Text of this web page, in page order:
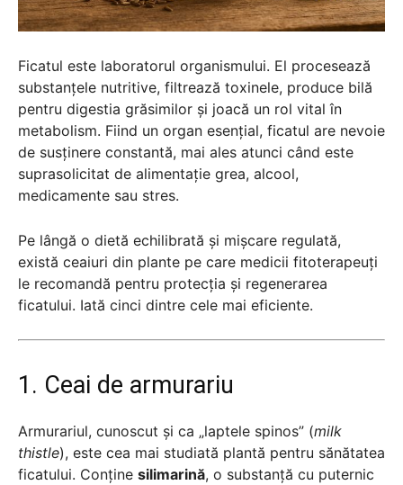
Ficatul este laboratorul organismului. El procesează
substanțele nutritive, filtrează toxinele, produce bilă
pentru digestia grăsimilor și joacă un rol vital în
metabolism. Fiind un organ esențial, ficatul are nevoie
de susținere constantă, mai ales atunci când este
suprasolicitat de alimentație grea, alcool,
medicamente sau stres.
Pe lângă o dietă echilibrată și mișcare regulată,
există ceaiuri din plante pe care medicii fitoterapeuți
le recomandă pentru protecția și regenerarea
ficatului. Iată cinci dintre cele mai eficiente.
1. Ceai de armurariu
Armurariul, cunoscut și ca „laptele spinos” (milk
thistle), este cea mai studiată plantă pentru sănătatea
ficatului. Conține silimarină, o substanță cu puternic